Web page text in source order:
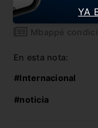
Pochettino
Mbappé
En esta nota:
#Internacional
#noticia
YA